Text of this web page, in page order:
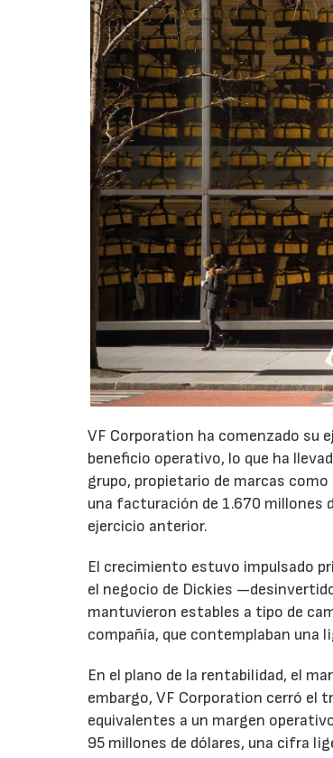
VF Corporation ha comenzado su
beneficio operativo, lo que ha
grupo, propietario de marcas
una facturación de 1.670 millones
ejercicio anterior.
El crecimiento estuvo impulsado
el negocio de Dickies
mantuvieron estables a tipo de
compañía, que contemplaban una
En el plano de la rentabilidad, el
embargo, VF Corporation cerró el
equivalentes a un margen
95 millones de dólares, una cifra